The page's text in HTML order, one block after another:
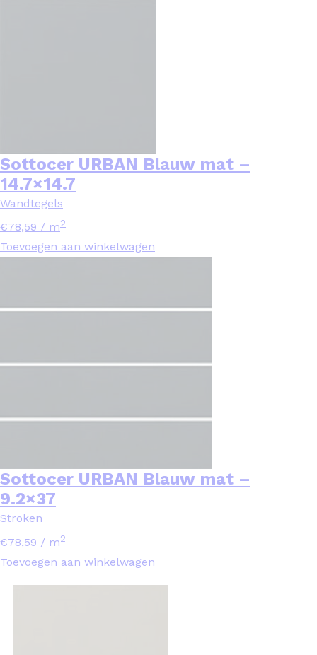
Sottocer URBAN Blauw mat –
14.7×14.7
Wandtegels
€78,59 / m2
Toevoegen aan winkelwagen
Sottocer URBAN Blauw mat –
9.2×37
Stroken
€78,59 / m2
Toevoegen aan winkelwagen